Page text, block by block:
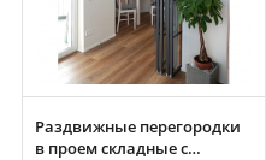
Раздвижные перегородки
в проем складные с